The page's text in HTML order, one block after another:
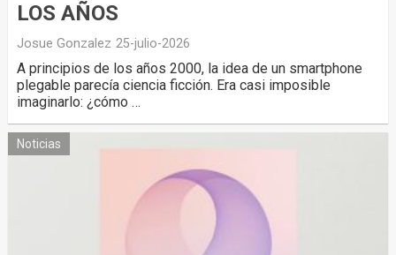
LOS AÑOS
Josue Gonzalez 25-julio-2026
A principios de los años 2000, la idea de un smartphone
plegable parecía ciencia ficción. Era casi imposible
imaginarlo: ¿cómo …
Noticias